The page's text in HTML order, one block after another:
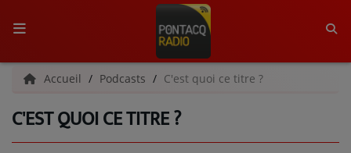
ACCUEIL
RADIO
Accueil Podcasts C'est quoi ce titre ?
C'EST QUOI CE TITRE ?